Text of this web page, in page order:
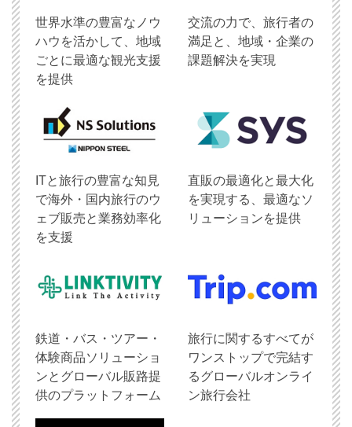
世界水準の豊富なノウ
ハウを活かして、地域
ごとに最適な観光支援
を提供
交流の力で、旅行者の
満足と、地域・企業の
課題解決を実現
ITと旅行の豊富な知見
で海外・国内旅行のウ
ェブ販売と業務効率化
を支援
直販の最適化と最大化
を実現する、最適なソ
リューションを提供
鉄道・バス・ツアー・
体験商品ソリューショ
ンとグローバル販路提
供のプラットフォーム
旅行に関するすべてが
ワンストップで完結す
るグローバルオンライ
ン旅行会社